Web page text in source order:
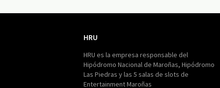
HRU
HRU es la empresa responsable del
Hipódromo Nacional de Maroñas, Hipódromo
Las Piedras y las 5 salas de slots de
Entertainment Maroñas